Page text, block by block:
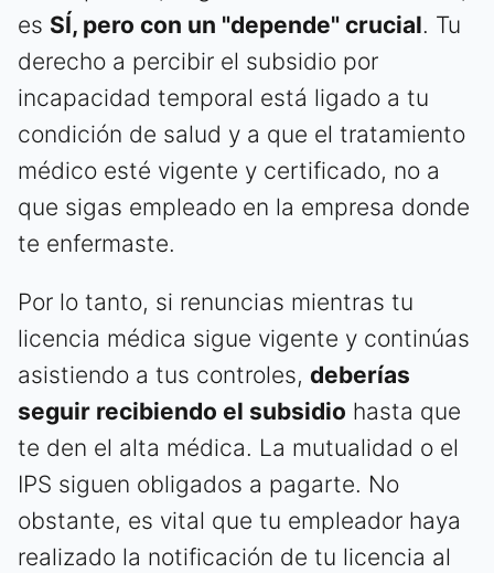
es SÍ, pero con un "depende" crucial. Tu
derecho a percibir el subsidio por
incapacidad temporal está ligado a tu
condición de salud y a que el tratamiento
médico esté vigente y certificado, no a
que sigas empleado en la empresa donde
te enfermaste.
Por lo tanto, si renuncias mientras tu
licencia médica sigue vigente y continúas
asistiendo a tus controles, deberías
seguir recibiendo el subsidio hasta que
te den el alta médica. La mutualidad o el
IPS siguen obligados a pagarte. No
obstante, es vital que tu empleador haya
realizado la notificación de tu licencia al